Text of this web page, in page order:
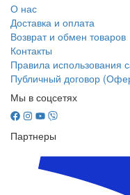
О нас
Доставка и оплата
Возврат и обмен товаров
Контакты
Правила использования
Публичный договор
Мы в соцсетях
Партнеры